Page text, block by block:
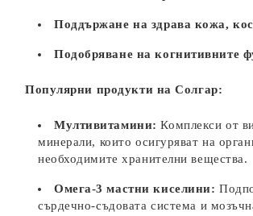
Поддържане на здрава кожа,
Подобряване на когнитивните
Популярни продукти на Солгар:
Мултивитамини: Комплекси от
минерали, които осигуряват на
необходимите хранителни вещества.
Омега-3 мастни киселини:
сърдечно-съдовата система и